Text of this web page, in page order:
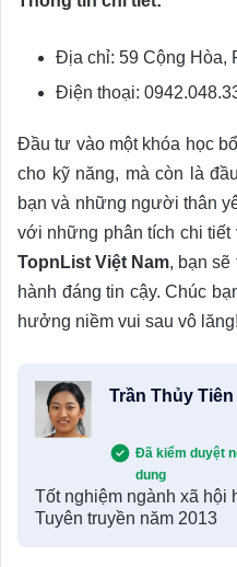
Địa chỉ: 59 Cộng Hòa,
Điện thoại:
Đầu tư vào một khóa học
cho kỹ năng, mà còn là
bạn và những người thân
với những phân tích chi tiết
TopnList Việt Nam, bạn
hành đáng tin cậy. Chúc
hưởng niềm vui sau vô lăng!
Trần Thủy Tiên
Đã kiểm duyệt
dung
Tốt nghiệm ngành xã hội
Tuyên truyền năm 2013